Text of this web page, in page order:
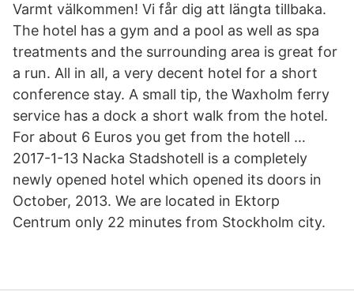
Varmt välkommen! Vi får dig att längta tillbaka.
The hotel has a gym and a pool as well as spa
treatments and the surrounding area is great for
a run. All in all, a very decent hotel for a short
conference stay. A small tip, the Waxholm ferry
service has a dock a short walk from the hotel.
For about 6 Euros you get from the hotell …
2017-1-13 Nacka Stadshotell is a completely
newly opened hotel which opened its doors in
October, 2013. We are located in Ektorp
Centrum only 22 minutes from Stockholm city.